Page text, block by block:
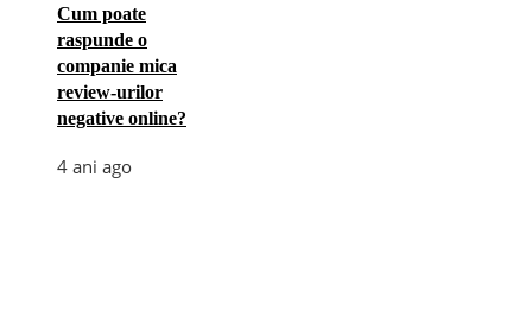
Cum poate
raspunde o
companie mica
review-urilor
negative online?
4 ani ago